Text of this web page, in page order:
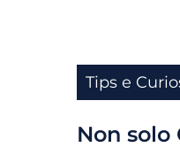
Tips e
Non solo